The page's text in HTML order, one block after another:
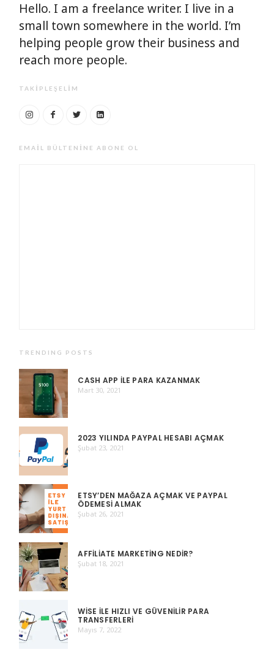
Hello. I am a freelance writer. I live in a
small town somewhere in the world. I’m
helping people grow their business and
reach more people.
TAKIPLEŞELIM
EMAIL BÜLTENINE ABONE OL
TRENDING POSTS
CASH APP ILE PARA KAZANMAK
Mart 30, 2021
2023 YILINDA PAYPAL HESABI AÇMAK
Şubat 23, 2021
ETSY’DEN MAĞAZA AÇMAK VE PAYPAL
ÖDEMESI ALMAK
Şubat 26, 2021
AFFILIATE MARKETING NEDIR?
Şubat 18, 2021
WISE ILE HIZLI VE GÜVENILIR PARA
TRANSFERLERI
Mayıs 7, 2022